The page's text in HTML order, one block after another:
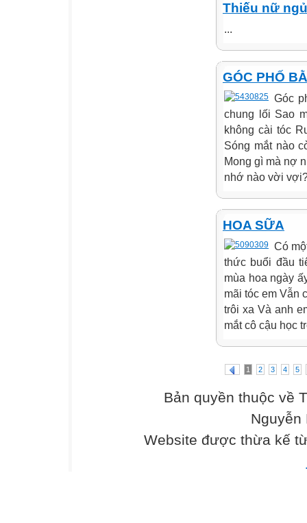
Thiếu nữ
...
GÓC PHỐ
Góc
chung lối Sao
không cài tóc
Sóng mắt nào
Mong gì mà nợ
nhớ nào vời
HOA SỮA
Có
thức buổi đầu
mùa hoa ngày
mãi tóc em Vẫn
trôi xa Và anh
mắt cô cậu học
1 2 3 4 5
Bản quyền thuộc về
Nguyễn
Website được thừa kế